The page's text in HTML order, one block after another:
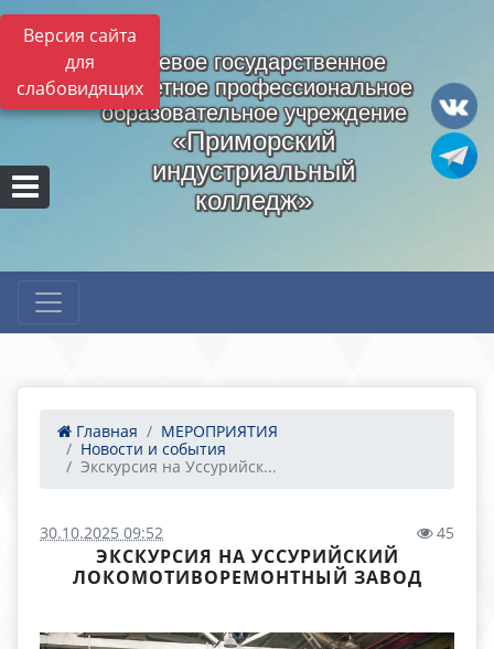
Версия сайта
для
слабовидящих
Краевое государственное
бюджетное профессиональное
образовательное учреждение
«Приморский
индустриальный
колледж»
Главная
МЕРОПРИЯТИЯ
Новости и события
Экскурсия на Уссурийск...
30.10.2025 09:52 45
ЭКСКУРСИЯ НА УССУРИЙСКИЙ
ЛОКОМОТИВОРЕМОНТНЫЙ ЗАВОД